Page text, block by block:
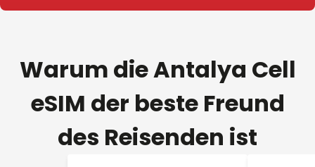
Warum die Antalya Cell
eSIM der beste Freund
des Reisenden ist